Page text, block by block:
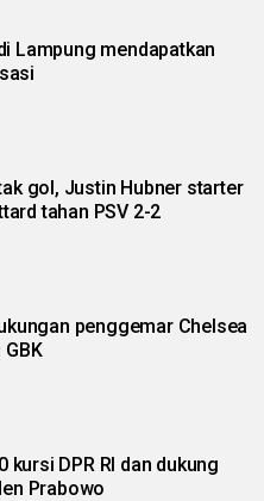
Lampung mendapatkan
gol, Justin Hubner starter
tahan PSV 2-2
penggemar Chelsea
kursi DPR RI dan dukung
Prabowo